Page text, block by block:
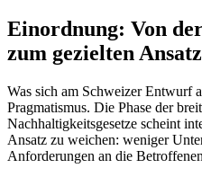
Einordnung: Von
zum gezielten Ansatz
Was sich am Schweizer Entwurf
Pragmatismus. Die Phase der
Nachhaltigkeitsgesetze scheint
Ansatz zu weichen: weniger
Anforderungen an die